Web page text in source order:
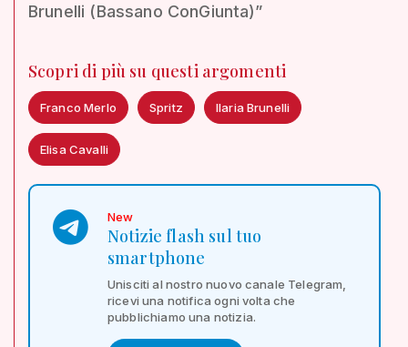
Brunelli (Bassano ConGiunta)”
Scopri di più su questi argomenti
Franco Merlo Spritz Ilaria Brunelli
Elisa Cavalli
New
Notizie flash sul tuo
smartphone
Unisciti al nostro nuovo canale Telegram,
ricevi una notifica ogni volta che
pubblichiamo una notizia.